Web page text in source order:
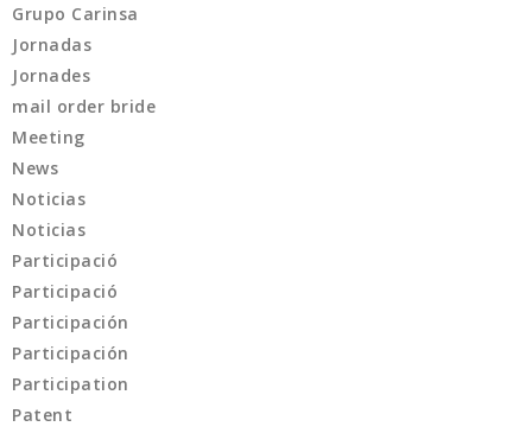
Grupo Carinsa
Jornadas
Jornades
mail order bride
Meeting
News
Noticias
Noticias
Participació
Participació
Participación
Participación
Participation
Patent